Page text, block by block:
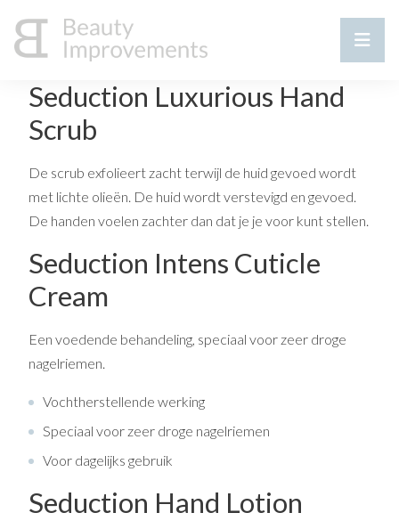
Seduction Luxurious Hand
Scrub
De scrub exfolieert zacht terwijl de huid gevoed wordt
met lichte olieën. De huid wordt verstevigd en gevoed.
De handen voelen zachter dan dat je je voor kunt stellen.
Seduction Intens Cuticle
Cream
Een voedende behandeling, speciaal voor zeer droge
nagelriemen.
Vochtherstellende werking
Speciaal voor zeer droge nagelriemen
Voor dagelijks gebruik
Seduction Hand Lotion